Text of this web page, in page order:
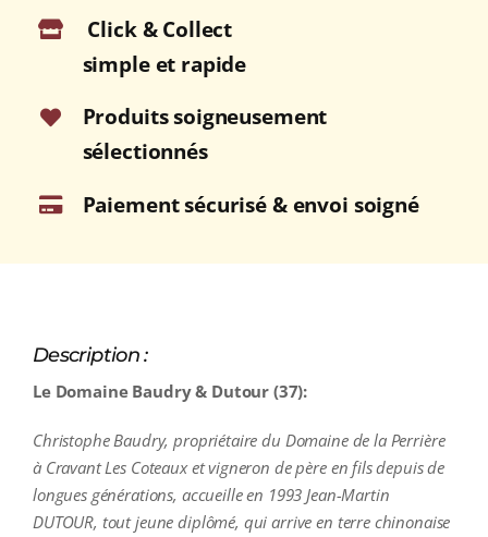
Click & Collect
simple et rapide
Produits soigneusement
sélectionnés
Paiement sécurisé & envoi soigné
Description :
Le Domaine Baudry & Dutour (37):
Christophe Baudry, propriétaire du Domaine de la Perrière
à Cravant Les Coteaux et vigneron de père en fils depuis de
longues générations, accueille en 1993 Jean-Martin
DUTOUR, tout jeune diplômé, qui arrive en terre chinonaise